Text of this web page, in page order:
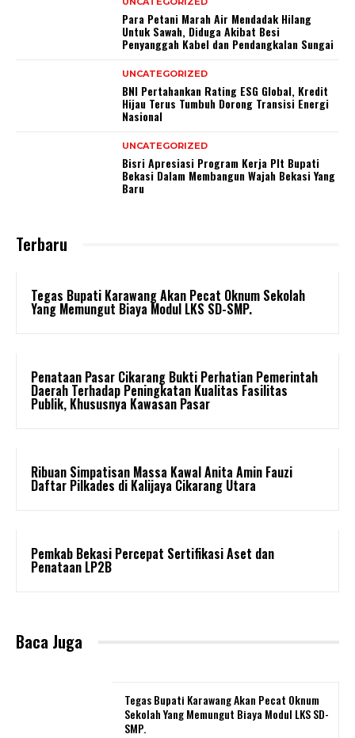
Para Petani Marah Air Mendadak Hilang
Untuk Sawah, Diduga Akibat Besi
Penyanggah Kabel dan Pendangkalan Sungai
UNCATEGORIZED
BNI Pertahankan Rating ESG Global, Kredit
Hijau Terus Tumbuh Dorong Transisi Energi
Nasional
UNCATEGORIZED
Bisri Apresiasi Program Kerja Plt Bupati
Bekasi Dalam Membangun Wajah Bekasi Yang
Baru
Terbaru
Tegas Bupati Karawang Akan Pecat Oknum Sekolah
Yang Memungut Biaya Modul LKS SD-SMP.
Penataan Pasar Cikarang Bukti Perhatian Pemerintah
Daerah Terhadap Peningkatan Kualitas Fasilitas
Publik, Khususnya Kawasan Pasar
Ribuan Simpatisan Massa Kawal Anita Amin Fauzi
Daftar Pilkades di Kalijaya Cikarang Utara
Pemkab Bekasi Percepat Sertifikasi Aset dan
Penataan LP2B
Baca Juga
Tegas Bupati Karawang Akan Pecat Oknum
Sekolah Yang Memungut Biaya Modul LKS SD-
SMP.